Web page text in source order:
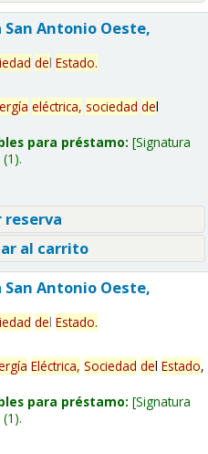
Antonio Oeste,
del Estado.
eléctrica, sociedad del
para préstamo: Signatura
(1).
al carrito
Antonio Oeste,
del Estado.
Eléctrica, Sociedad del Estado,
para préstamo: Signatura
(1).